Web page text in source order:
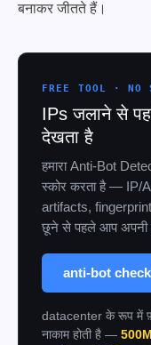
बनाकर जीतते हैं।
FREE TOOL · NO
IPs जलाने से
देखता है
हमारा Anti-Bot
स्कोर करता है — IP/
artifacts, fingerprint
छूने से पहले आप अपनी
anti-bot
datacenter के रूप में
नाकाम होती है —